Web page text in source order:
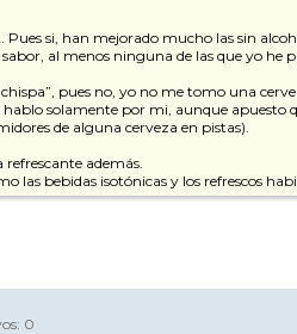
Pues si, han mejorado mucho las sin
al menos ninguna de las que yo he
pues no, yo no me tomo una
solamente por mi, aunque apuesto
de alguna cerveza en pistas).
refrescante además.
las bebidas isotónicas y los refrescos
de velocidad.
la prueba del alcohol a los
si no has de conducir, para mi
0